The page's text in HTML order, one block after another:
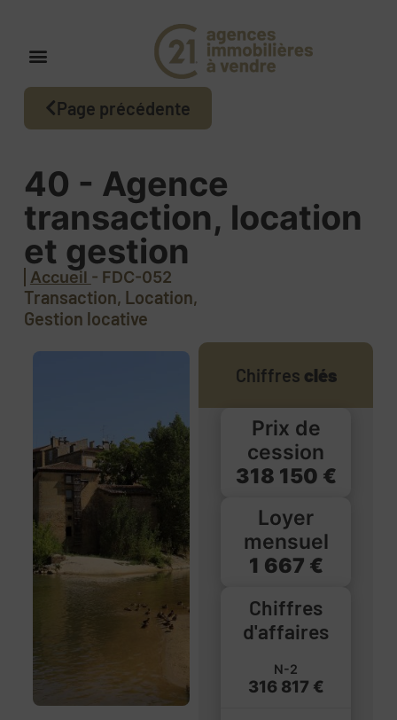
Page précédente
40 - Agence
transaction, location
et gestion
Accueil - FDC-052
Transaction, Location,
Gestion locative
Chiffres clés
Prix de
cession
318 150 €
Loyer
mensuel
1 667 €
Chiffres
d'affaires
N-2
316 817 €